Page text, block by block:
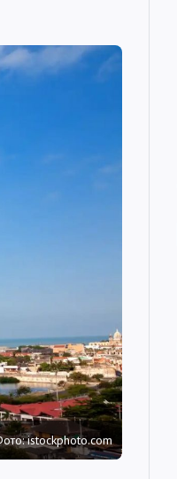
istockphoto.com